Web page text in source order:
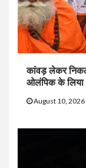
कांवड़ लेकर
ओलंपिक के लिया
August 10, 2026